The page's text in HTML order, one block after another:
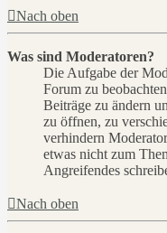
Nach oben
Was sind Moderatoren?
Die Aufgabe der
Forum zu
Beiträge zu ändern
zu öffnen, zu
verhindern
etwas nicht zum
Angreifendes
Nach oben